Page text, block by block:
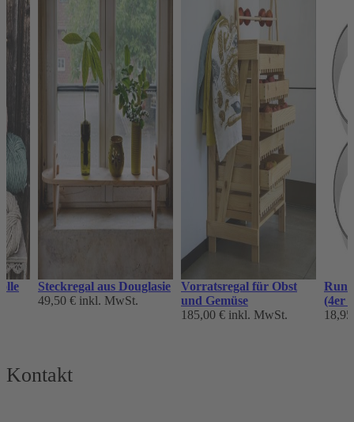
Steckregal aus Douglasie
49,50 € inkl. MwSt.
Vorratsregal für Obst
und Gemüse
185,00 € inkl. MwSt.
(4er
Kontakt